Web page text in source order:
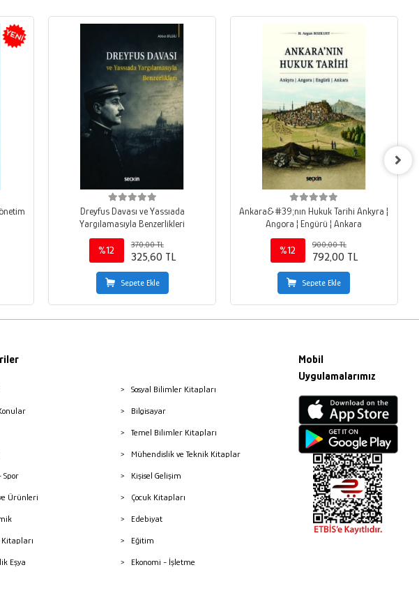
Dreyfus Davası ve Yassıada
Yargılamasıyla Benzerlikleri
%12
370,00 TL
325,60 TL
Sepete Ekle
Ankara&#39;nın Hukuk Tarihi Ankyra ¦
Angora ¦ Engürü ¦ Ankara
%12
900,00 TL
792,00 TL
Sepete Ekle
Spor
Ürünleri
Eşya
Sosyal Bilimler Kitapları
Bilgisayar
Temel Bilimler Kitapları
Mühendislik ve Teknik Kitaplar
Kişisel Gelişim
Çocuk Kitapları
Edebiyat
Eğitim
Ekonomi - İşletme
Mobil
Uygulamalarımız